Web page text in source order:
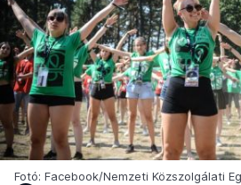
Fotó: Facebook/Nemzeti Közszolgálati